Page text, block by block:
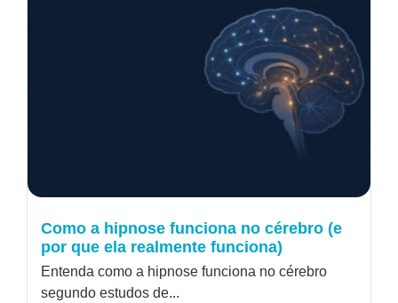
Como a hipnose funciona no cérebro (e
por que ela realmente funciona)
Entenda como a hipnose funciona no cérebro
segundo estudos de...